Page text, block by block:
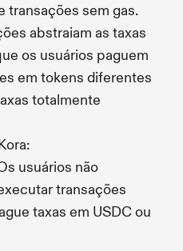
transações sem gas.
abstraiam as taxas
os usuários paguem
em tokens diferentes
totalmente
usuários não
transações
taxas em USDC ou